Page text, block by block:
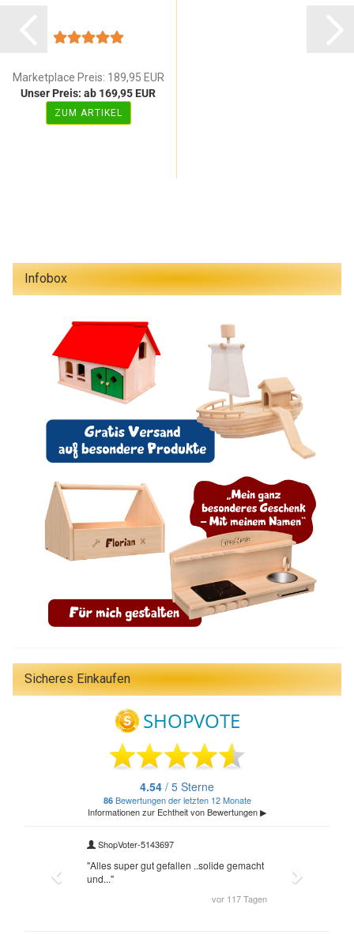
Marketplace Preis: 189,95 EUR
Unser Preis: ab 169,95 EUR
ZUM ARTIKEL
Infobox
Sicheres Einkaufen